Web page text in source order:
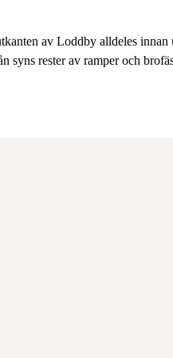
av Loddby alldeles
syns rester av ramper och